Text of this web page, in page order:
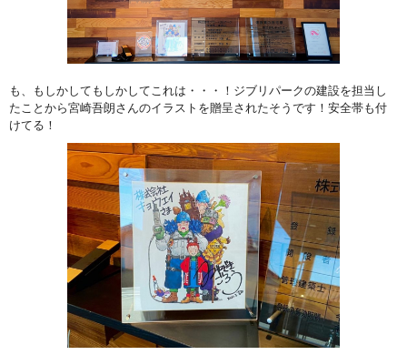
も、もしかしてもしかしてこれは・・・！ジブリパークの建設を担当し
たことから宮崎吾朗さんのイラストを贈呈されたそうです！安全帯も付
けてる！